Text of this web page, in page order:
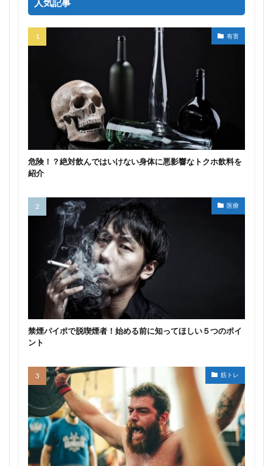
人気記事
有害
危険！？絶対飲んではいけない身体に悪影響なトクホ飲料を
紹介
医療
禁煙パイポで脱喫煙者！始める前に知ってほしい５つのポイ
ント
筋トレ